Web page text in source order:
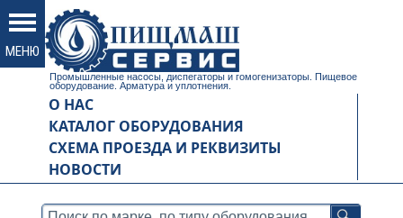
Промышленные насосы, диспегаторы и гомогенизаторы. Пищевое
оборудование. Арматура и уплотнения.
О НАС
КАТАЛОГ ОБОРУДОВАНИЯ
СХЕМА ПРОЕЗДА И РЕКВИЗИТЫ
НОВОСТИ